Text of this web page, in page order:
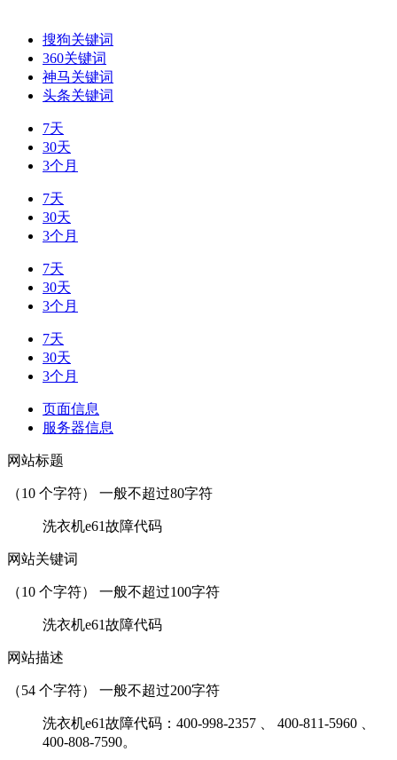
搜狗关键词
360关键词
神马关键词
头条关键词
7天
30天
3个月
7天
30天
3个月
7天
30天
3个月
7天
30天
3个月
页面信息
服务器信息
网站标题
（10 个字符） 一般不超过80字符
洗衣机e61故障代码
网站关键词
（10 个字符） 一般不超过100字符
洗衣机e61故障代码
网站描述
（54 个字符） 一般不超过200字符
洗衣机e61故障代码：400-998-2357 、 400-811-5960 、
400-808-7590。